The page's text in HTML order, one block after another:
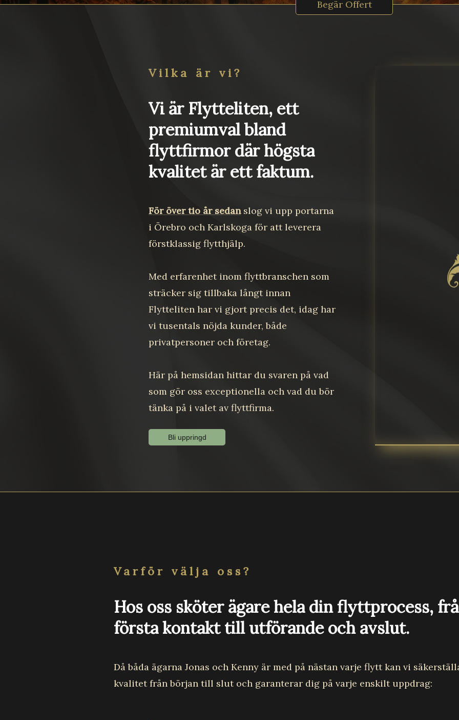
Begär Offert
Vilka är vi?
Vi är Flytteliten, ett
premiumval bland
flyttfirmor där högsta
kvalitet är ett faktum.
För över tio år sedanslog vi upp portarna
i Örebro och Karlskoga för att leverera
förstklassig flytthjälp.
Med erfarenhet inom flyttbranschen som
sträcker sig tillbaka långt innan
Flytteliten har vi gjort precis det, idag har
vi tusentals nöjda kunder, både
privatpersoner och företag.
Här på hemsidan hittar du svaren på vad
som gör oss exceptionella och vad du bör
tänka på i valet av flyttfirma.
Bli uppringd
Varför välja oss?
Hos oss sköter ägare hela din flyttprocess,
första kontakt till utförande och avslut.
Då båda ägarna Jonas och Kenny är med på nästan varje flytt kan vi
kvalitet från början till slut och garanterar dig på varje enskilt uppdrag: